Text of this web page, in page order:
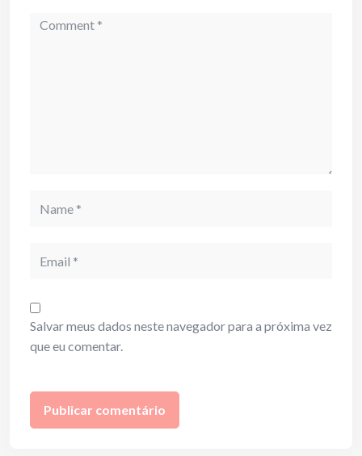
Comment
Salvar meus dados neste navegador para a próxima vez
que eu comentar.